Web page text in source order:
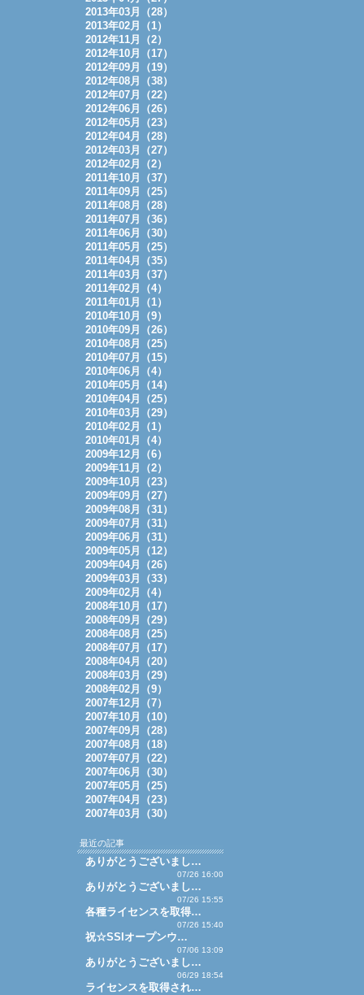
2013年03月（28）
2013年02月（1）
2012年11月（2）
2012年10月（17）
2012年09月（19）
2012年08月（38）
2012年07月（22）
2012年06月（26）
2012年05月（23）
2012年04月（28）
2012年03月（27）
2012年02月（2）
2011年10月（37）
2011年09月（25）
2011年08月（28）
2011年07月（36）
2011年06月（30）
2011年05月（25）
2011年04月（35）
2011年03月（37）
2011年02月（4）
2011年01月（1）
2010年10月（9）
2010年09月（26）
2010年08月（25）
2010年07月（15）
2010年06月（4）
2010年05月（14）
2010年04月（25）
2010年03月（29）
2010年02月（1）
2010年01月（4）
2009年12月（6）
2009年11月（2）
2009年10月（23）
2009年09月（27）
2009年08月（31）
2009年07月（31）
2009年06月（31）
2009年05月（12）
2009年04月（26）
2009年03月（33）
2009年02月（4）
2008年10月（17）
2008年09月（29）
2008年08月（25）
2008年07月（17）
2008年04月（20）
2008年03月（29）
2008年02月（9）
2007年12月（7）
2007年10月（10）
2007年09月（28）
2007年08月（18）
2007年07月（22）
2007年06月（30）
2007年05月（25）
2007年04月（23）
2007年03月（30）
最近の記事
ありがとうございまし…
07/26 16:00
ありがとうございまし…
07/26 15:55
各種ライセンスを取得…
07/26 15:40
祝☆SSIオープンウ…
07/06 13:09
ありがとうございまし…
06/29 18:54
ライセンスを取得され…